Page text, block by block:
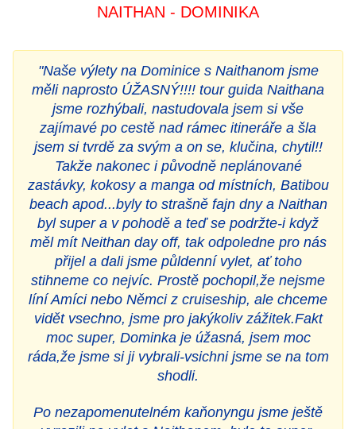
NAITHAN - DOMINIKA
"Naše výlety na Dominice s Naithanom jsme
měli naprosto ÚŽASNÝ!!!! tour guida Naithana
jsme rozhýbali, nastudovala jsem si vše
zajímavé po cestě nad rámec itineráře a šla
jsem si tvrdě za svým a on se, klučina, chytil!!
Takže nakonec i původně neplánované
zastávky, kokosy a manga od místních, Batibou
beach apod...byly to strašně fajn dny a Naithan
byl super a v pohodě a teď se podržte-i když
měl mít Neithan day off, tak odpoledne pro nás
přijel a dali jsme půldenní vylet, ať toho
stihneme co nejvíc. Prostě pochopil,že nejsme
líní Amíci nebo Němci z cruiseship, ale chceme
vidět vsechno, jsme pro jakýkoliv zážitek.Fakt
moc super, Dominka je úžasná, jsem moc
ráda,že jsme si ji vybrali-vsichni jsme se na tom
shodli.
Po nezapomenutelném kaňonyngu jsme ještě